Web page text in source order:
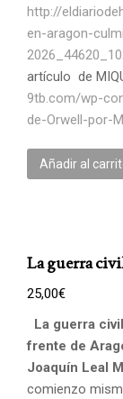
http://
en-aragon-
artículo de
9tb.com/wp-
de-Orwell-por-
Añadir al
La guerra
25,00€
La guerra
frente de
Joaquín Leal
comienzo